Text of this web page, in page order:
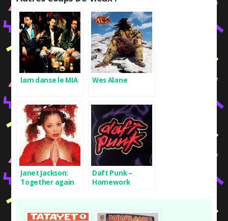
Iam danse le MIA Wes Alane
Janet Jackson:
Together again
Daft Punk –
Homework